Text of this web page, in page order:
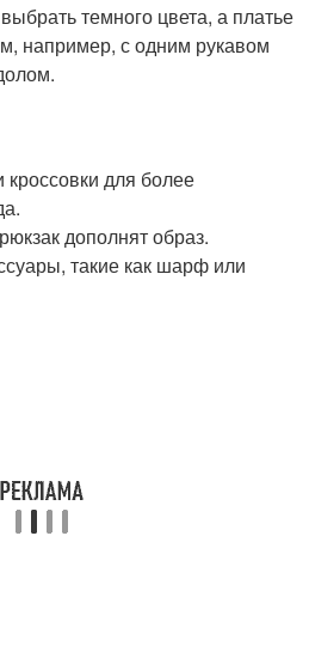
темного цвета, а платье
например, с одним рукавом
кроссовки для более
дополнят образ.
такие как шарф или